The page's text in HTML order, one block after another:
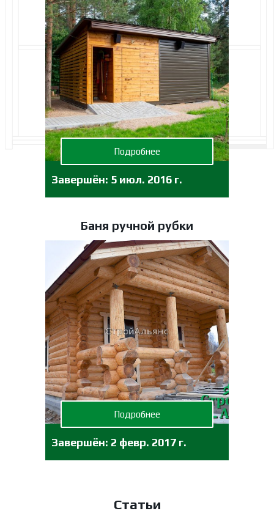
Завершён: 5 июл. 2016 г.
Подробнее
Баня ручной рубки
Завершён: 2 февр. 2017 г.
Подробнее
Статьи